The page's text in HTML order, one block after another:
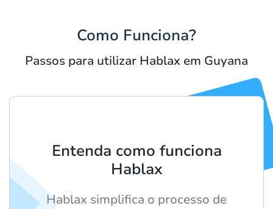
Como Funciona?
Passos para utilizar Hablax em Guyana
Entenda como funciona
Hablax
Hablax simplifica o processo de